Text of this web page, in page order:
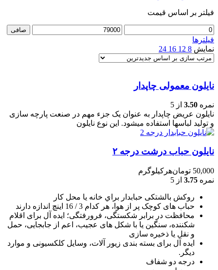
فیلتر بر اساس قیمت
حداقل
قیمت
حداكثر
صافی
فیلترها
نمایش 8
12
16
24
نایلون معمولی چاپدار
نمره 3.50 از 5
نایلون عریض چاپدار به عنوان یک جزء مهم در صنعت پارچه سازی
و تولید لباسها استفاده میشود. این نوع نایلون
نایلون حباب درشت درجه ۲
50,000 تومانهرکیلوگرم
نمره 3.75 از 5
روکش بالشتکی حبابدار براي خانه يا محل کار
حباب های کوچک پر از هوا، هر کدام 3 / 16 اينچ اندازه دارند
محافظت در برابر شکستگی، فرورفتگی؛ ايده آل برای اقلام
شکننده، سنگين يا با شکل های عجيب، اعم از جابجايی، حمل
و نقل يا ذخيره سازی
ایده آل برای بسته بندی زیور آلات، وسایل کلکسیونی و موارد
دیگر.
درجه دو شفاف